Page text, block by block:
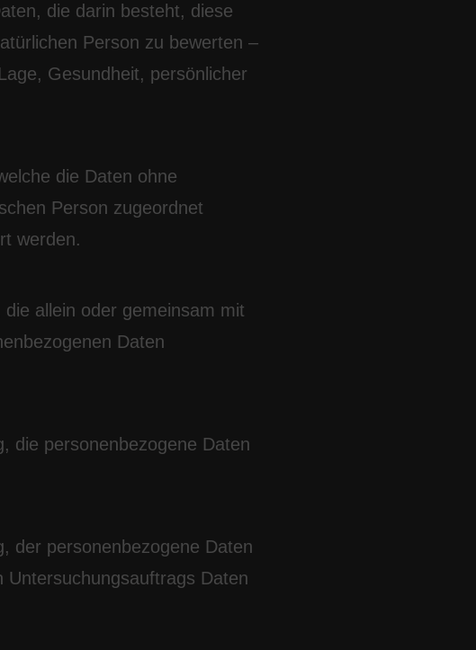
die darin besteht, diese
Person zu bewerten –
Gesundheit, persönlicher
die Daten ohne
Person zugeordnet
werden.
allein oder gemeinsam mit
Daten
die personenbezogene Daten
der personenbezogene Daten
Daten